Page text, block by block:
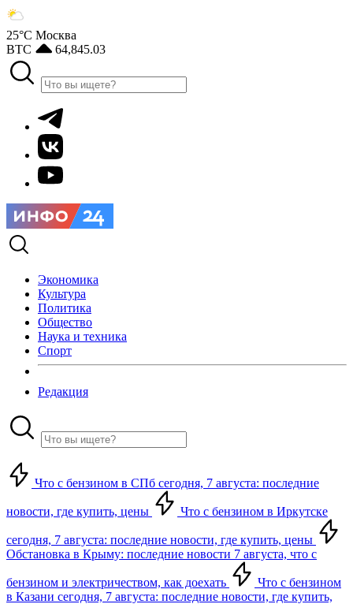
25°С Москва
BTC
64,845.03
Экономика
Культура
Политика
Общество
Наука и техника
Спорт
Редакция
Что с бензином в СПб сегодня, 7 августа: последние
новости, где купить, цены Что с бензином в Иркутске
сегодня, 7 августа: последние новости, где купить, цены
Обстановка в Крыму: последние новости 7 августа, что с
бензином и электричеством, как доехать
Что с бензином
в Казани сегодня, 7 августа: последние новости, где купить,